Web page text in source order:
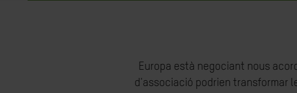
Europa està negociant nous
d'associació podrien transformar